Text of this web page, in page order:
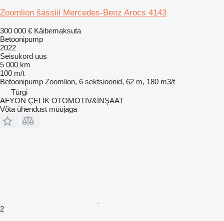
Zoomlion šassiil Mercedes-Benz Arocs 4143
300 000 € Käibemaksuta
Betoonipump
2022
Seisukord uus
5 000 km
100 m/t
Betoonipump Zoomlion, 6 sektsioonid, 62 m, 180 m3/t
Türgi
AFYON ÇELİK OTOMOTİV&İNŞAAT
Võta ühendust müüjaga
2